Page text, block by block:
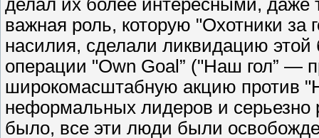
делал их более интересными, даже
важная роль, которую "Охотники за
насилия, сделали ликвидацию этой
операции "Own Goal” ("Наш гол” —
широкомасштабную акцию против
неформальных лидеров и
было, все эти люди были